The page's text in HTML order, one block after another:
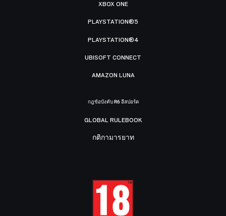
XBOX ONE
PLAYSTATION®5
PLAYSTATION®4
UBISOFT CONNECT
AMAZON LUNA
กฎข้อบังคับ R6 อีสปอร์ต
GLOBAL RULEBOOK
กติกามารยาท